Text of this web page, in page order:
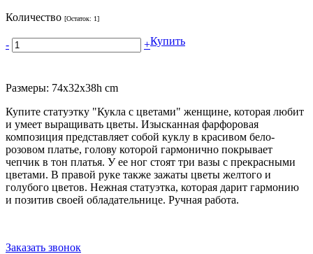
Количество [Остаток: 1]
- +Купить
Размеры: 74x32x38h cm
Купите статуэтку "Кукла с цветами" женщине, которая любит
и умеет выращивать цветы. Изысканная фарфоровая
композиция представляет собой куклу в красивом бело-
розовом платье, голову которой гармонично покрывает
чепчик в тон платья. У ее ног стоят три вазы с прекрасными
цветами. В правой руке также зажаты цветы желтого и
голубого цветов. Нежная статуэтка, которая дарит гармонию
и позитив своей обладательнице. Ручная работа.
Заказать звонок